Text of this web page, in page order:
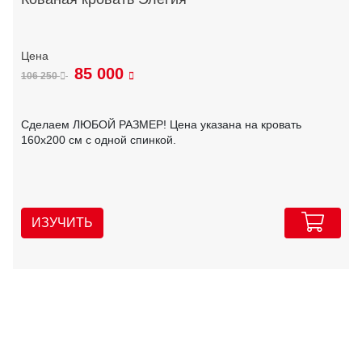
106 250 85 000
Сделаем ЛЮБОЙ РАЗМЕР! Цена указана на кровать
160х200 см с одной спинкой.
ИЗУЧИТЬ